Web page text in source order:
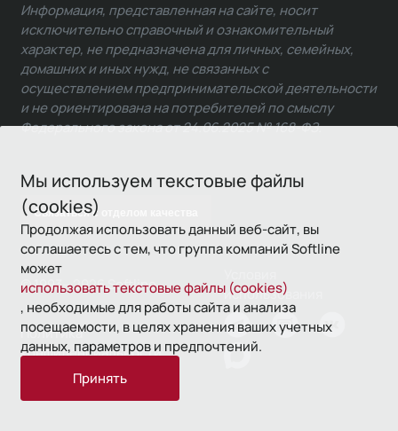
Мы используем текстовые файлы
(cookies)
Продолжая использовать данный веб-сайт, вы
соглашаетесь с тем, что группа компаний Softline
может
использовать текстовые файлы (cookies)
, необходимые для работы сайта и анализа
посещаемости, в целях хранения ваших учетных
данных, параметров и предпочтений.
Принять
Связаться с отделом качества
Информация, представленная на сайте, носит
исключительно справочный и ознакомительный
характер, не предназначена для личных, семейных,
домашних и иных нужд, не связанных с
осуществлением предпринимательской деятельности
и не ориентирована на потребителей по смыслу
Федерального закона от 24.06.2025 № 168-ФЗ.
© 1993—2026 Softline
использования
Политика
конфиденциальности